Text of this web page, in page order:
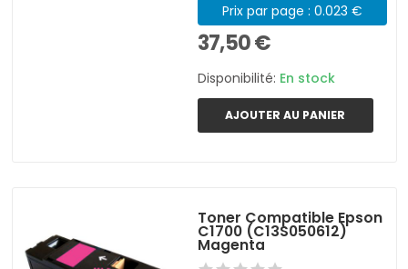
Prix par page : 0.023 €
37,50 €
Disponibilité: En stock
AJOUTER AU PANIER
Toner Compatible Epson
C1700 (C13S050612)
Magenta